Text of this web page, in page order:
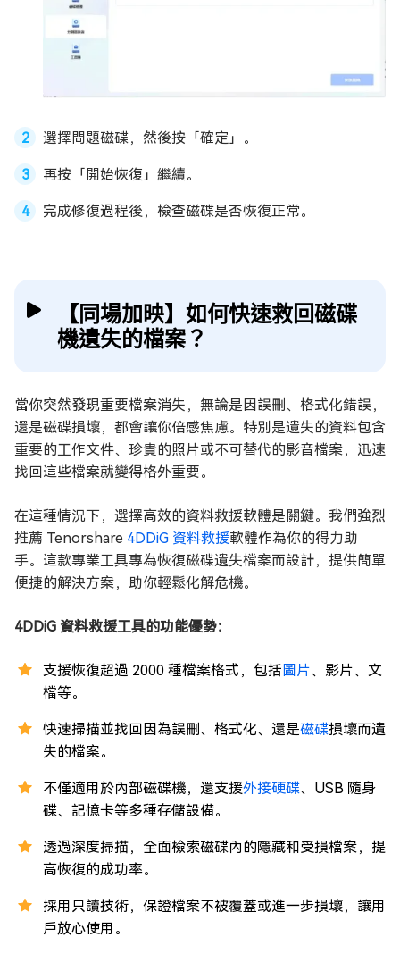
選擇問題磁碟，然後按「確定」。
再按「開始恢復」繼續。
完成修復過程後，檢查磁碟是否恢復正常。
【同場加映】如何快速救回磁碟
機遺失的檔案？
當你突然發現重要檔案消失，無論是因誤刪、格式化錯誤，
還是磁碟損壞，都會讓你倍感焦慮。特別是遺失的資料包含
重要的工作文件、珍貴的照片或不可替代的影音檔案，迅速
找回這些檔案就變得格外重要。
在這種情況下，選擇高效的資料救援軟體是關鍵。我們強烈
推薦 Tenorshare 4DDiG 資料救援軟體作為你的得力助
手。這款專業工具專為恢復磁碟遺失檔案而設計，提供簡單
便捷的解決方案，助你輕鬆化解危機。
4DDiG 資料救援工具的功能優勢：
支援恢復超過 2000 種檔案格式，包括 圖片、影片、文
檔等。
快速掃描並找回因為誤刪、格式化、還是磁碟損壞而遺
失的檔案。
不僅適用於內部磁碟機，還支援外接硬碟、USB 隨身
碟、記憶卡等多種存儲設備。
透過深度掃描，全面檢索磁碟內的隱藏和受損檔案，提
高恢復的成功率。
採用只讀技術，保證檔案不被覆蓋或進一步損壞，讓用
戶放心使用。